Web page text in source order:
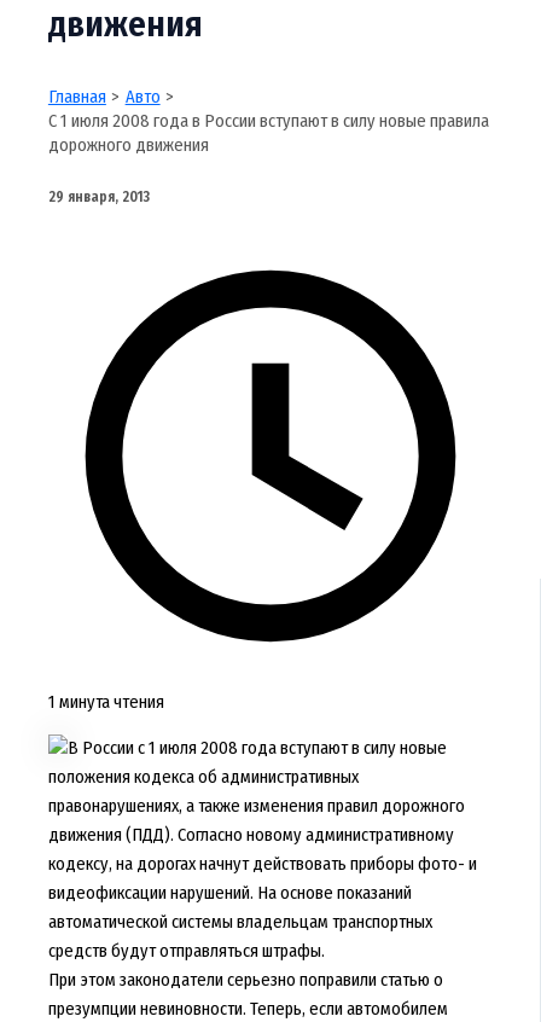
движения
Главная
Авто
С 1 июля 2008 года в России вступают в силу новые правила
дорожного движения
29 января, 2013
1 минута чтения
В России с 1 июля 2008 года вступают в силу новые
положения кодекса об административных
правонарушениях, а также изменения правил дорожного
движения (ПДД). Согласно новому административному
кодексу, на дорогах начнут действовать приборы фото- и
видеофиксации нарушений. На основе показаний
автоматической системы владельцам транспортных
средств будут отправляться штрафы.
При этом законодатели серьезно поправили статью о
презумпции невиновности. Теперь, если автомобилем